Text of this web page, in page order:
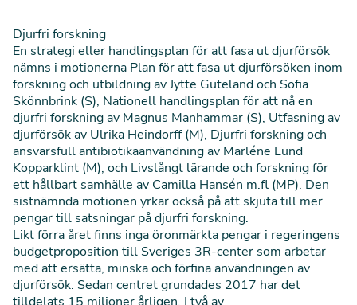
Djurfri forskning
En strategi eller handlingsplan för att fasa ut djurförsök
nämns i motionerna Plan för att fasa ut djurförsöken inom
forskning och utbildningav Jytte Guteland och Sofia
Skönnbrink (S), Nationell handlingsplan för att nå en
djurfri forskningav Magnus Manhammar (S), Utfasning av
djurförsökav Ulrika Heindorff (M), Djurfri forskning och
ansvarsfull antibiotikaanvändningav Marléne Lund
Kopparklint (M), och Livslångt lärande och forskning för
ett hållbart samhälle av Camilla Hansén m.fl (MP). Den
sistnämnda motionen yrkar också på att skjuta till mer
pengar till satsningar på djurfri forskning.
Likt förra året finns inga öronmärkta pengar i regeringens
budgetproposition till Sveriges 3R-center som arbetar
med att ersätta, minska och förfina användningen av
djurförsök. Sedan centret grundades 2017 har det